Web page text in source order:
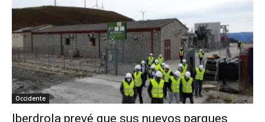
Occidente
Iberdrola prevé que sus nuevos parques